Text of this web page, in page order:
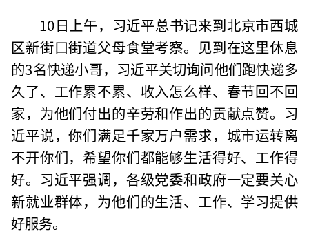
10日上午，习近平总书记来到北京市西城
区新街口街道父母食堂考察。见到在这里休息
的3名快递小哥，习近平关切询问他们跑快递多
久了、工作累不累、收入怎么样、春节回不回
家，为他们付出的辛劳和作出的贡献点赞。习
近平说，你们满足千家万户需求，城市运转离
不开你们，希望你们都能够生活得好、工作得
好。习近平强调，各级党委和政府一定要关心
新就业群体，为他们的生活、工作、学习提供
好服务。